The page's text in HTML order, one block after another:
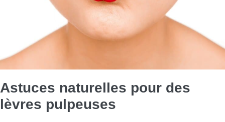
Astuces naturelles pour des
lèvres pulpeuses